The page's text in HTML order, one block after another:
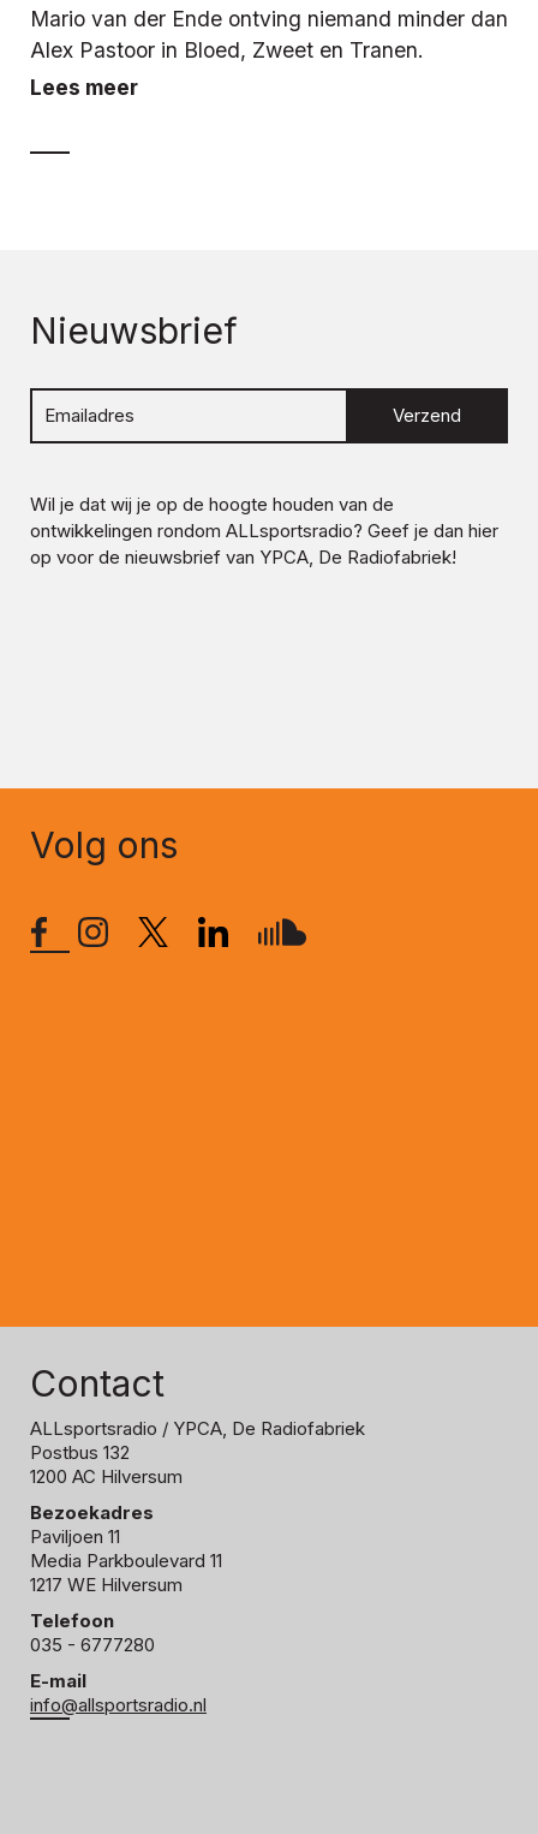
Mario van der Ende ontving niemand minder dan
Alex Pastoor in Bloed, Zweet en Tranen.
Lees meer
Nieuwsbrief
Verzend
Wil je dat wij je op de hoogte houden van de
ontwikkelingen rondom ALLsportsradio? Geef je dan hier
op voor de nieuwsbrief van YPCA, De Radiofabriek!
Volg ons
Contact
ALLsportsradio / YPCA, De Radiofabriek
Postbus 132
1200 AC Hilversum
Bezoekadres
Paviljoen 11
Media Parkboulevard 11
1217 WE Hilversum
Telefoon
035 - 6777280
E-mail
info@allsportsradio.nl